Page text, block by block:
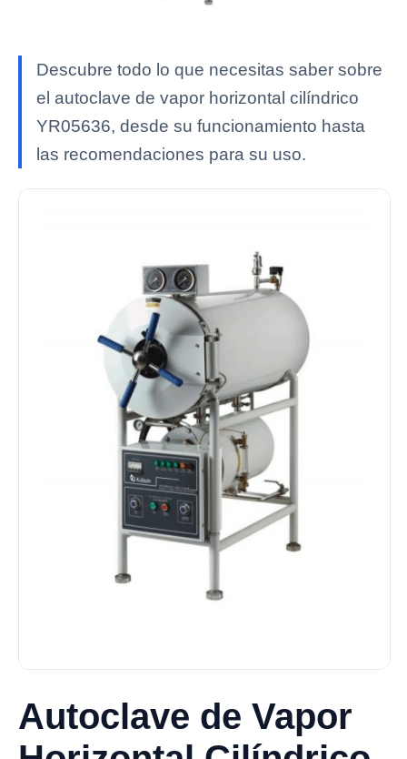
Descubre todo lo que necesitas saber sobre
el autoclave de vapor horizontal cilíndrico
YR05636, desde su funcionamiento hasta
las recomendaciones para su uso.
Autoclave de Vapor